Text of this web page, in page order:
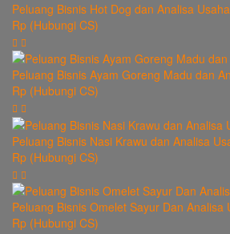
Peluang Bisnis Hot Dog dan Analisa
Rp (Hubungi CS)
Peluang Bisnis Ayam Goreng Madu dan
Rp (Hubungi CS)
Peluang Bisnis Nasi Krawu dan Analisa
Rp (Hubungi CS)
Peluang Bisnis Omelet Sayur Dan Analisa
Rp (Hubungi CS)